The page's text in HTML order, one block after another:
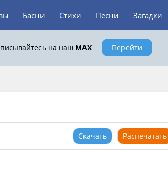
Басни Стихи Песни Загадки
на наш MAX Перейти
Скачать Распечатать